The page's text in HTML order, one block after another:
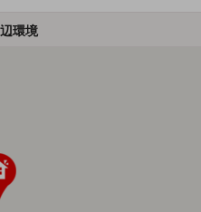
環境